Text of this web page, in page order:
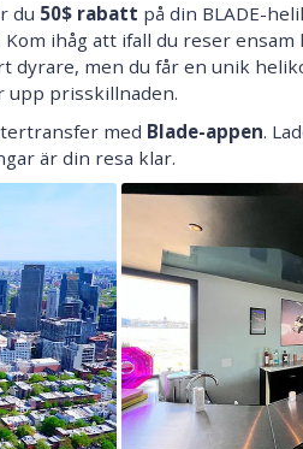
du 50$ rabatt på din BLADE-
ihåg att ifall du reser
dyrare, men du får en unik
upp prisskillnaden.
med Blade-appen.
är din resa klar.